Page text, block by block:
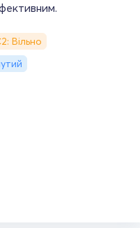
Вільно